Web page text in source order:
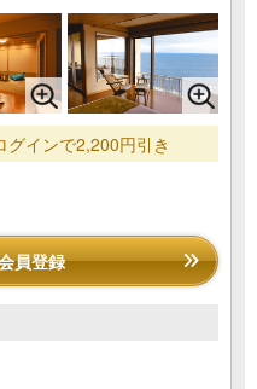
インで2,200円引き
員登録